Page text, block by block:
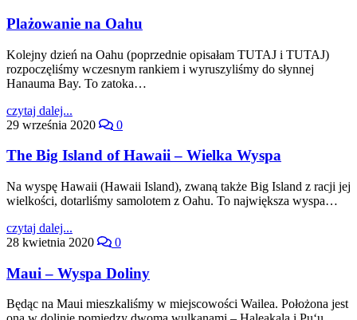
Plażowanie na Oahu
Kolejny dzień na Oahu (poprzednie opisałam TUTAJ i TUTAJ)
rozpoczęliśmy wczesnym rankiem i wyruszyliśmy do słynnej
Hanauma Bay. To zatoka…
czytaj dalej...
29 września 2020
0
The Big Island of Hawaii – Wielka Wyspa
Na wyspę Hawaii (Hawaii Island), zwaną także Big Island z racji jej
wielkości, dotarliśmy samolotem z Oahu. To największa wyspa…
czytaj dalej...
28 kwietnia 2020
0
Maui – Wyspa Doliny
Będąc na Maui mieszkaliśmy w miejscowości Wailea. Położona jest